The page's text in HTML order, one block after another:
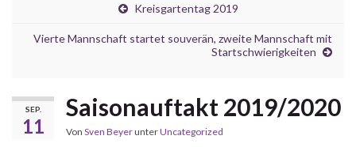
Kreisgartentag 2019
Vierte Mannschaft startet souverän, zweite Mannschaft mit
Startschwierigkeiten
SEP.
11
Saisonauftakt 2019/2020
Von Sven BeyerunterUncategorized